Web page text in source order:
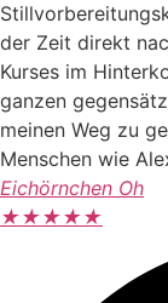
der Zeit direkt
Kurses im
ganzen
meinen Weg zu
Menschen wie
Eichörnchen Oh
★★★★★